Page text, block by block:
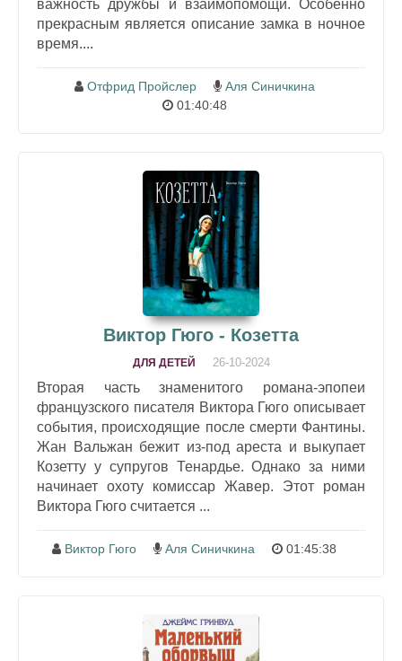
важность дружбы и взаимопомощи. Особенно
прекрасным является описание замка в ночное
время....
Отфрид Пройслер
Аля Синичкина
01:40:48
Виктор Гюго - Козетта
ДЛЯ ДЕТЕЙ 26-10-2024
Вторая часть знаменитого романа-эпопеи
французского писателя Виктора Гюго описывает
события, происходящие после смерти Фантины.
Жан Вальжан бежит из-под ареста и выкупает
Козетту у супругов Тенардье. Однако за ними
начинает охоту комиссар Жавер. Этот роман
Виктора Гюго считается ...
Виктор Гюго Аля Синичкина 01:45:38